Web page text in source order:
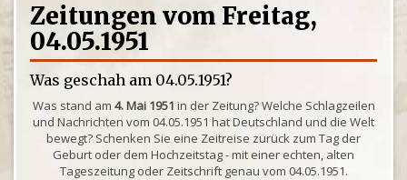
Zeitungen vom Freitag,
04.05.1951
Was geschah am 04.05.1951?
Was stand am 4. Mai 1951 in der Zeitung? Welche Schlagzeilen
und Nachrichten vom 04.05.1951 hat Deutschland und die Welt
bewegt? Schenken Sie eine Zeitreise zurück zum Tag der
Geburt oder dem Hochzeitstag - mit einer echten, alten
Tageszeitung oder Zeitschrift genau vom 04.05.1951.